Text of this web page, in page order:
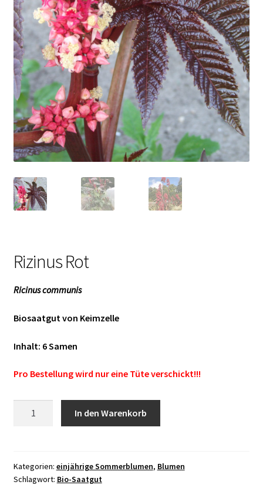
Rizinus Rot
Ricinus communis
Biosaatgut von Keimzelle
Inhalt: 6 Samen
Pro Bestellung wird nur eine Tüte verschickt!!!
In den Warenkorb
Kategorien: einjährige Sommerblumen, Blumen
Schlagwort: Bio-Saatgut